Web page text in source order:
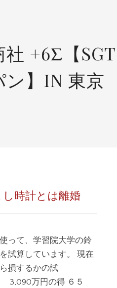
+6Σ【SGT
ン】IN 東京
時計とは離婚
って、学習院大学の鈴
試算しています。 現在
損するかの試
万円の得 ６５